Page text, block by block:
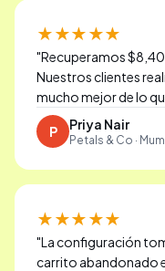
★★★★★
"Recuperamos
Nuestros clientes
mucho mejor de lo
P Priya Nair
Petals & Co ·
★★★★★
"La configuración
carrito abandonado